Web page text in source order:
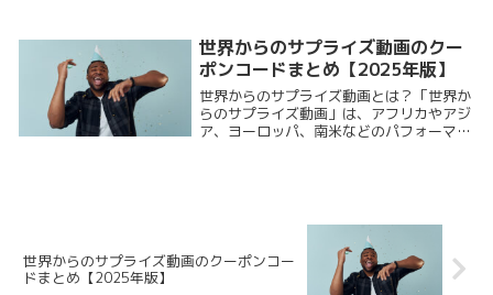
す。そのユニークな演出の中でも、“曲選
び”は特にサ...
世界からのサプライズ動画のクー
ポンコードまとめ【2025年版】
世界からのサプライズ動画とは？「世界か
らのサプライズ動画」は、アフリカやアジ
ア、ヨーロッパ、南米などのパフォーマー
世界からのサプライズ動画のクーポンコー
ドまとめ【2025年版】